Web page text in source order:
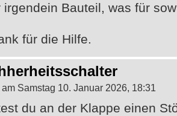
irgendein Bauteil, was für
für die Hilfe.
am Samstag 10. Januar 2026, 18:31
du an der Klappe einen